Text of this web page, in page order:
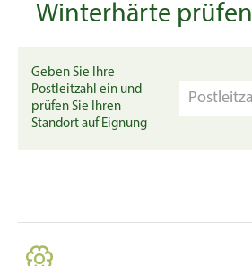
Winterhärte prüfen
Geben Sie Ihre
Postleitzahl ein und
prüfen Sie Ihren
Standort auf Eignung